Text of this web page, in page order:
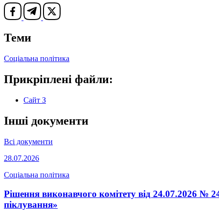
Теми
Соціальна політика
Прикріплені файли:
Сайт З
Інші документи
Всі документи
28.07.2026
Соціальна політика
Рішення виконавчого комітету від 24.07.2026 №
піклування»